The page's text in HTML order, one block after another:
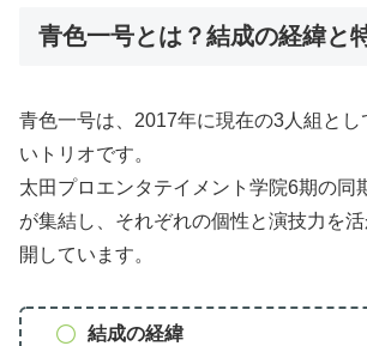
青色一号とは？結成の経緯と
青色一号は、2017年に現在の3人組と
いトリオです。
太田プロエンタテイメント学院6期の同
が集結し、それぞれの個性と演技力を
開しています。
結成の経緯